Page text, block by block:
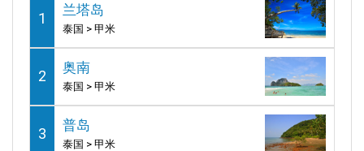
1
兰塔岛
泰国 > 甲米
2
奥南
泰国 > 甲米
3
普岛
泰国 > 甲米